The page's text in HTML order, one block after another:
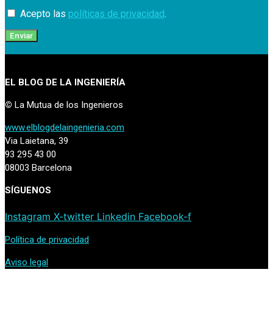
Acepto las políticas de privacidad.
Enviar
EL BLOG DE LA INGENIERÍA
© La Mutua de los Ingenieros
www.elblogdelaingenieria.com
Via Laietana, 39
93 295 43 00
08003 Barcelona
SÍGUENOS
Instagram X-twitter Linkedin Facebook-f
Política de privacidad
Aviso legal